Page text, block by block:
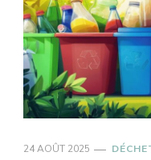
24 AOÛT 2025